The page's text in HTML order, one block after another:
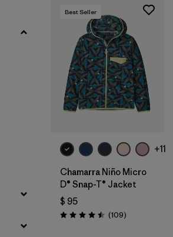
Filtrar por
Materials & Fabric
Best Seller
+11
Chamarra Niño Micro
D® Snap-T® Jacket
$ 95
Valoración: 4.5 / 5
(109Comentarios
)